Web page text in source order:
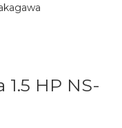
1.5 HP NS-